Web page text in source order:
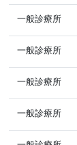
一般診療所
一般診療所
一般診療所
一般診療所